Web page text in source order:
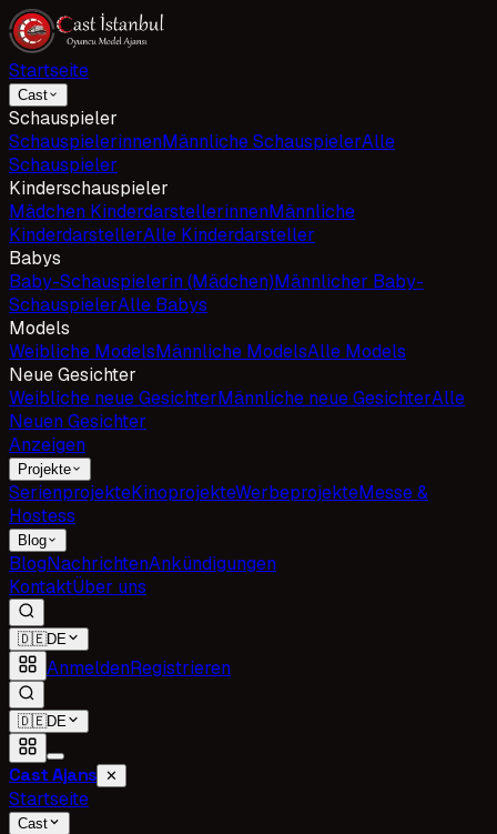
Startseite
Cast
Schauspieler
SchauspielerinnenMännliche SchauspielerAlle
Schauspieler
Kinderschauspieler
Mädchen KinderdarstellerinnenMännliche
KinderdarstellerAlle Kinderdarsteller
Babys
Baby-Schauspielerin (Mädchen)Männlicher Baby-
SchauspielerAlle Babys
Models
Weibliche ModelsMännliche ModelsAlle Models
Neue Gesichter
Weibliche neue GesichterMännliche neue GesichterAlle
Neuen Gesichter
Anzeigen
Projekte
SerienprojekteKinoprojekteWerbeprojekteMesse &
Hostess
Blog
BlogNachrichtenAnkündigungen
KontaktÜber uns
🇩🇪DE
AnmeldenRegistrieren
🇩🇪DE
Cast Ajans ✕
Startseite
Cast